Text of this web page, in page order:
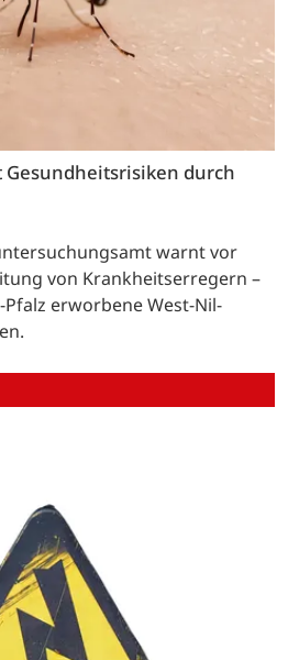
durch
warnt vor
von Krankheitserregern –
erworbene West-Nil-